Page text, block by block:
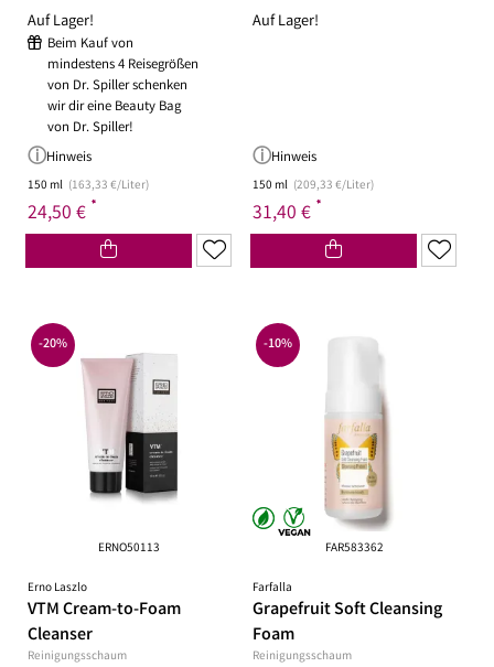
Auf Lager!
Beim Kauf von
mindestens 4 Reisegrößen
von Dr. Spiller schenken
wir dir eine Beauty Bag
von Dr. Spiller!
Hinweis
150 ml (163,33 €/Liter)
24,50 € *
Auf Lager!
Hinweis
150 ml (209,33 €/Liter)
31,40 € *
ERNO50113
Erno Laszlo
VTM Cream-to-Foam
Cleanser
Reinigungsschaum
-20%
FAR583362
Farfalla
Grapefruit Soft Cleansing
Foam
Reinigungsschaum
-10%